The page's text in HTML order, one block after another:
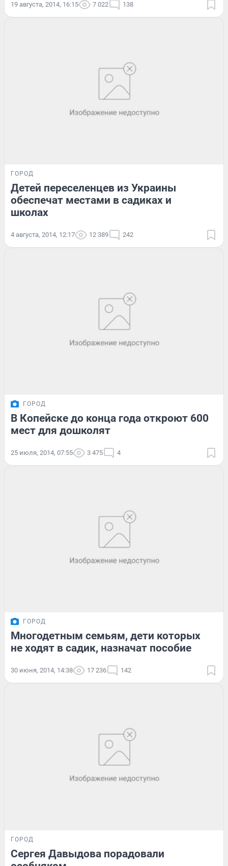
19 августа, 2014, 16:15 7 022 138
ГОРОД
Детей переселенцев из Украины
обеспечат местами в садиках и
школах
4 августа, 2014, 12:17 12 389 242
ГОРОД
В Копейске до конца года откроют 600
мест для дошколят
25 июля, 2014, 07:55 3 475 4
ГОРОД
Многодетным семьям, дети которых
не ходят в садик, назначат пособие
30 июня, 2014, 14:38 17 236 142
ГОРОД
Сергея Давыдова порадовали